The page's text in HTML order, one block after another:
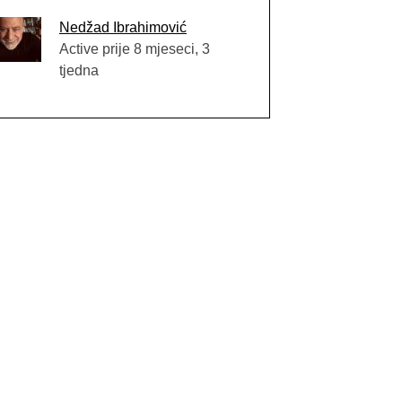
Nedžad Ibrahimović
Active prije 8 mjeseci, 3
tjedna